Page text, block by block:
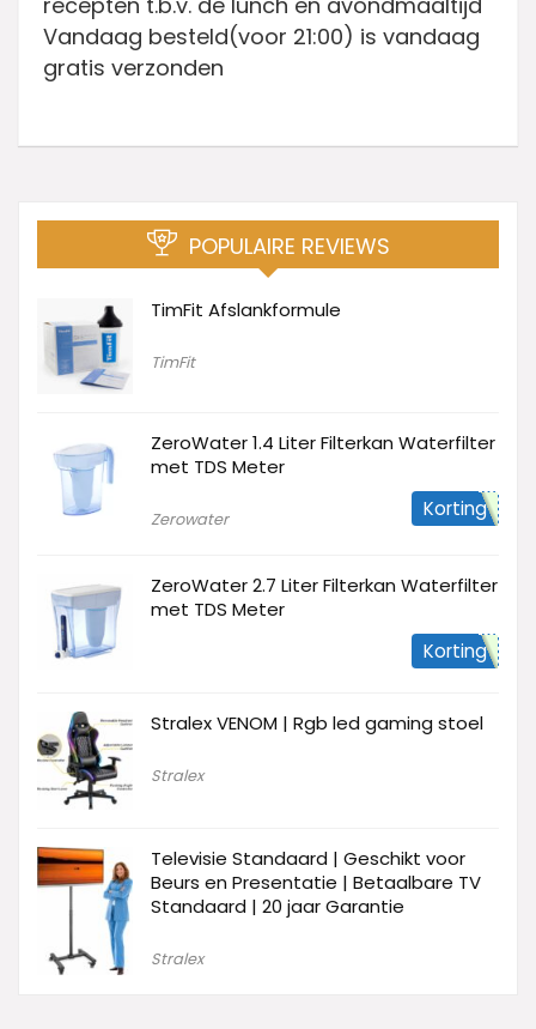
Vandaag besteld(voor 21:00) is vandaag
gratis verzonden
POPULAIRE REVIEWS
TimFit Afslankformule
TimFit
ZeroWater 1.4 Liter Filterkan Waterfilter
met TDS Meter
Zerowater Korting
ZeroWater 2.7 Liter Filterkan Waterfilter
met TDS Meter
Korting
Stralex VENOM | Rgb led gaming stoel
Stralex
Televisie Standaard | Geschikt voor
Beurs en Presentatie | Betaalbare TV
Standaard | 20 jaar Garantie
Stralex